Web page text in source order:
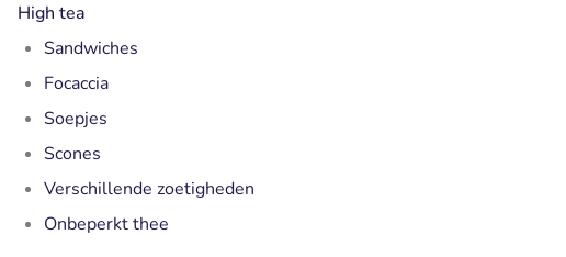
High tea
Sandwiches
Focaccia
Soepjes
Scones
Verschillende zoetigheden
Onbeperkt thee